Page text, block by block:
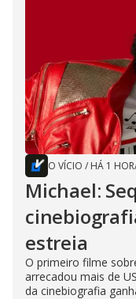
O VÍCIO / HÁ 1
Michael:
estreia
O primeiro filme
arrecadou mais de
da cinebiografia